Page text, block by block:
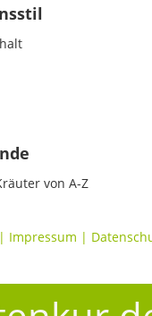
von A-Z
Impressum |